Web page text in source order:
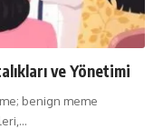
ve Yönetimi
benign meme